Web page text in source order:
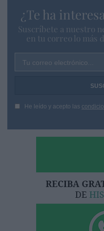
¿Te ha
Suscríbete a nuestro
en tu correo lo más
Tu correo electrónico...
He leído y acepto las